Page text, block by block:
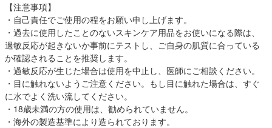
【注意事項】
・自己責任でご使用の程をお願い申し上げます。
・過去に使用したことのないスキンケア用品をお使いになる際は、
過敏反応が起きないか事前にテストし、ご自身の肌質に合っている
か確認されることを推奨します。
・過敏反応が生じた場合は使用を中止し、医師にご相談ください。
・目に触れないようご注意ください。もし目に触れた場合は、すぐ
に水でよく洗い流してください。
・18歳未満の方の使用は、勧められていません。
・海外の製造基準により造られております。